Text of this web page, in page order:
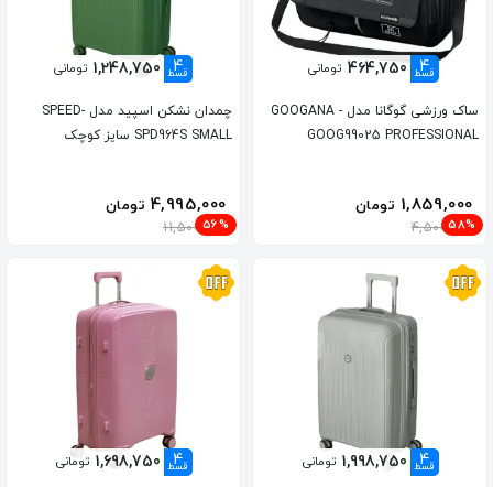
4
قسط 464,750 تومانی
ساک ورزشی گوگانا مدل GOOGANA -
GOOG99025 PROFESSIONAL
1,859,000 تومان
4,500,000
58%
4
قسط 1,248,750 تومانی
چمدان نشکن اسپید مدل SPEED-
SPD964S SMALL سایز کوچک
4,995,000 تومان
11,500,000
56%
4
قسط 1,998,750 تومانی 4
قسط 1,698,750 تومانی